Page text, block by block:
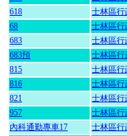
618
士林區
68
士林區
683
士林區
683預
士林區
815
士林區
816
士林區
821
士林區
957
士林區
內科通勤專車17
士林區